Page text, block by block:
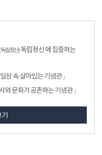
(독립정신)독립정신 에 집중하는
상 속 살아있는 기념관」
문화가 공존하는 기념관」